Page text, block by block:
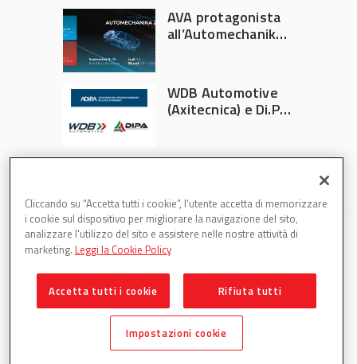
AVA protagonista
all’Automechanika
WDB Automotive
(Axitecnica) e Di.Pa.
Partsweb è una testata di DBInformation Spa P.IVA
09293820156
Centro Direzionale – Strada 4, Palazzo A, Scala 2 – 20057
Cliccando su “Accetta tutti i cookie”, l'utente accetta di memorizzare
i cookie sul dispositivo per migliorare la navigazione del sito,
analizzare l'utilizzo del sito e assistere nelle nostre attività di
marketing. Leggi la Cookie Policy
Accetta tutti i cookie Rifiuta tutti
Impostazioni cookie